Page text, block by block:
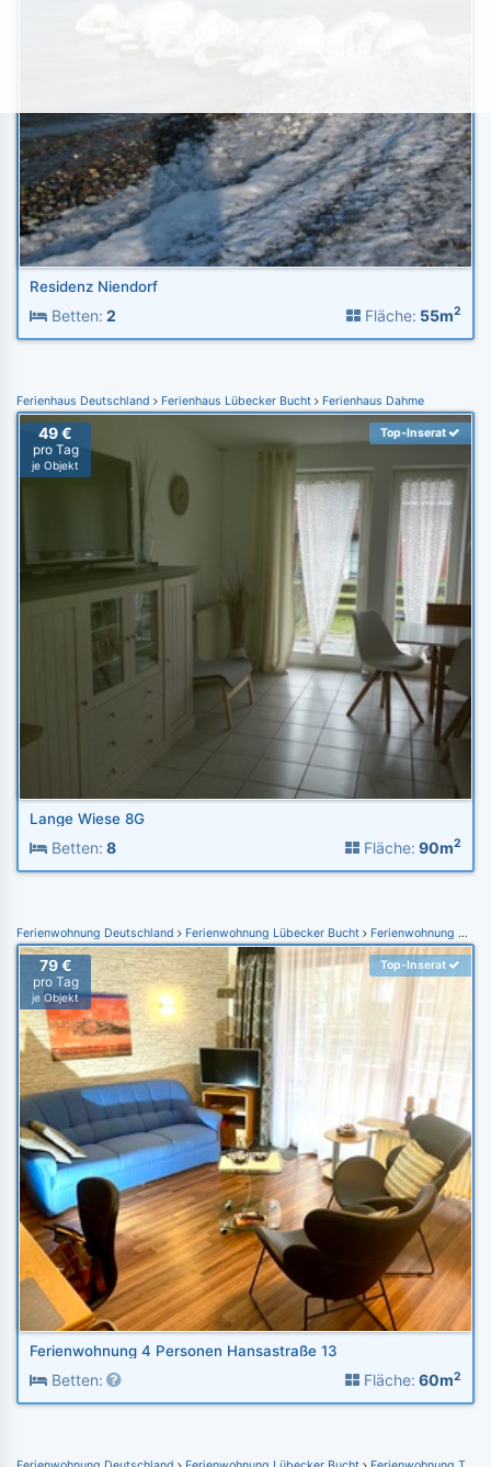
Residenz Niendorf
Betten: 2 Fläche: 55m2
Ferienhaus Deutschland Ferienhaus Lübecker Bucht Ferienhaus Dahme
49 €
pro Tag
je Objekt
Top-Inserat
Lange Wiese 8G
Betten: 8 Fläche: 90m2
Ferienwohnung Deutschland Ferienwohnung Lübecker Bucht Ferienwohnung Scharbeutz
79 €
pro Tag
je Objekt
Top-Inserat
Ferienwohnung 4 Personen Hansastraße 13
Betten: Fläche: 60m2